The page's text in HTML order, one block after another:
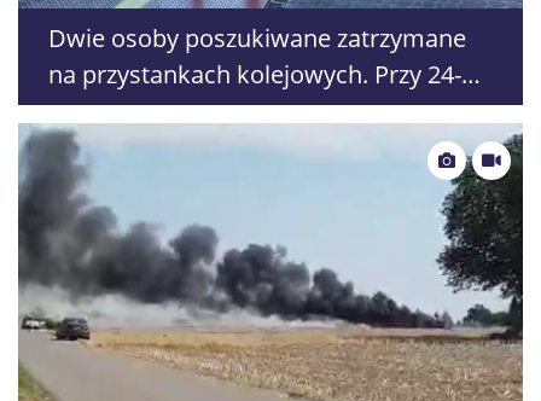
Dwie osoby poszukiwane zatrzymane
na przystankach kolejowych. Przy 24-
latku znaleziono środki odurzające